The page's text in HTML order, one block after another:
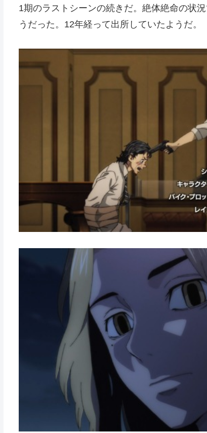
1期のラストシーンの続きだ。絶体絶命の状
うだった。12年経って出所していたようだ。